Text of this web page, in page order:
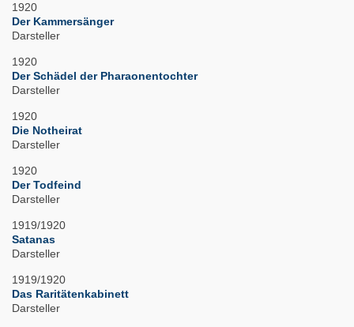
1920
Der Kammersänger
Darsteller
1920
Der Schädel der Pharaonentochter
Darsteller
1920
Die Notheirat
Darsteller
1920
Der Todfeind
Darsteller
1919/1920
Satanas
Darsteller
1919/1920
Das Raritätenkabinett
Darsteller